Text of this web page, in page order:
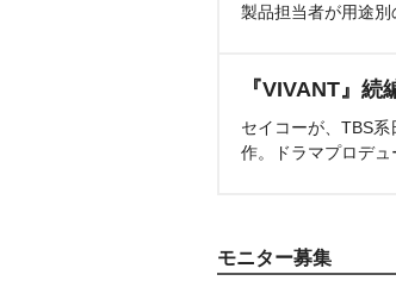
製品担当者が用途別
『VIVANT』
セイコーが、TBS
作。ドラマプロデュ
モニター募集